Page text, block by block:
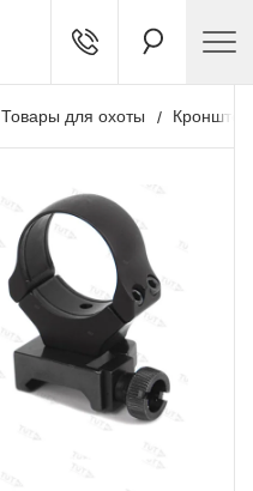
Товары для охоты